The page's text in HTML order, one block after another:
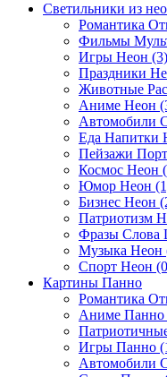
Светильники из
Романтика
Фильмы
Игры Неон (3)
Праздники
Животные
Аниме Неон
Автомобили
Еда Напитки
Пейзажи
Космос Неон
Юмор Неон
Бизнес Неон
Патриотизм
Фразы Слова
Музыка Неон
Спорт Неон
Картины Панно
Романтика
Аниме Панно
Игры Панно
Автомобили